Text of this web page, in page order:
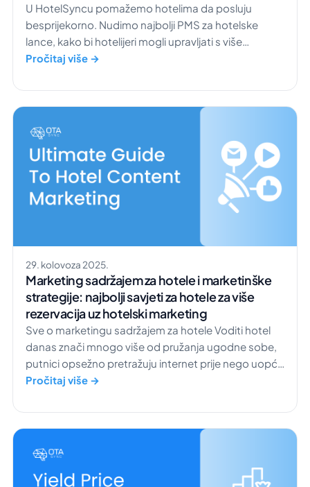
U HotelSyncu pomažemo hotelima da posluju
besprijekorno. Nudimo najbolji PMS za hotelske
lance, kako bi hotelijeri mogli upravljati s više
objekata, povećati prihode i pružiti gostima izvrsno
AR Boutique Hotel Heusenstamm, smješten u
industrijskoj periferiji Heusenstamma u Njemačkoj.
Heusenstamm je samo jedan od mnogih hotela […]
Pročitaj više →
29. kolovoza 2025.
Marketing sadržajem za hotele i marketinške
strategije: najbolji savjeti za hotele za više
rezervacija uz hotelski marketing
Sve o marketingu sadržajem za hotele Voditi hotel
danas znači mnogo više od pružanja ugodne sobe,
putnici opsežno pretražuju internet prije nego uopće
razmotre rezervaciju. Naime, istraživanje je pokazalo
stranica prije nego finaliziraju putovanje. Tu na scenu
stupa marketing sadržajem za hotele. Stvaranjem
sadržaja […]
Pročitaj više →